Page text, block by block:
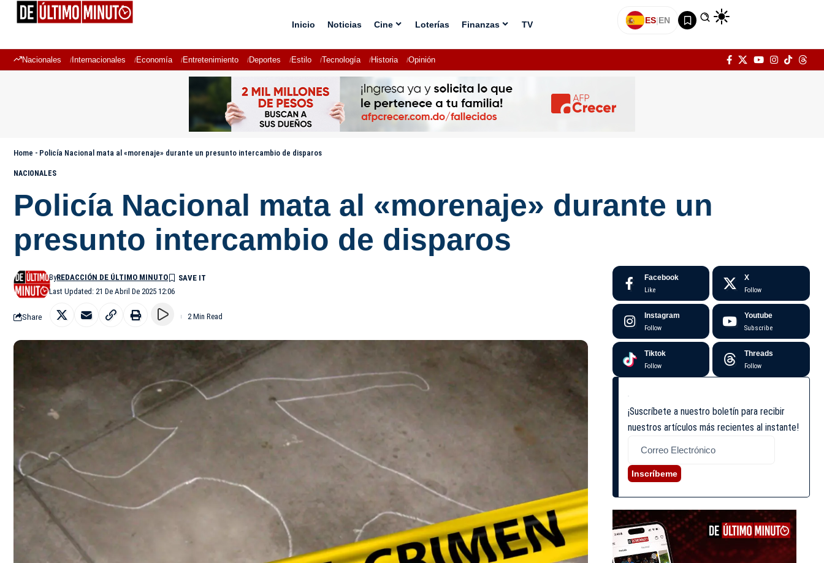
Inicio Noticias Cine Loterías Finanzas TV ES|EN
Nacionales Internacionales Economía Entretenimiento Deportes Estilo Tecnología Historia Opinión
Home - Policía Nacional mata al «morenaje» durante un presunto intercambio de disparos
NACIONALES
Policía Nacional mata al «morenaje» durante un
presunto intercambio de disparos
Last Updated: 21 De Abril De 2025 12:06
ByREDACCIÓN DE ÚLTIMO MINUTO
Share 2 Min Read
Facebook
Like
X
Follow
Instagram
Follow
Youtube
Subscribe
Tiktok
Follow
Threads
Follow
¡Suscríbete a nuestro boletín para recibir
nuestros artículos más recientes al instante!
Inscríbeme